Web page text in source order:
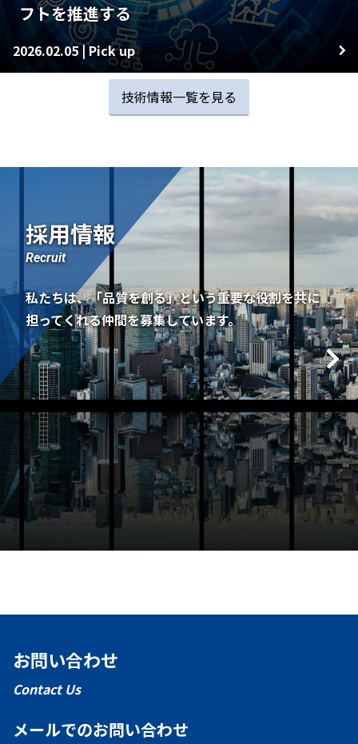
フトを推進する
2026.02.05 | Pick up
技術情報一覧を見る
採用情報
Recruit
私たちは、「品質を創る」という重要な役割を共に
担ってくれる仲間を募集しています。
お問い合わせ
Contact Us
メールでのお問い合わせ